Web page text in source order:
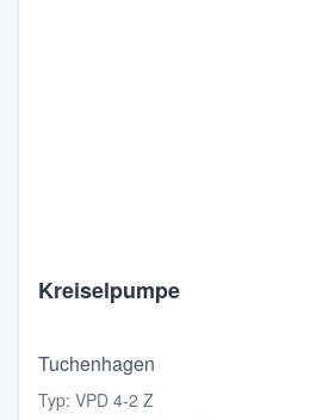
Kreiselpumpe
Tuchenhagen
Typ: VPD 4-2 Z